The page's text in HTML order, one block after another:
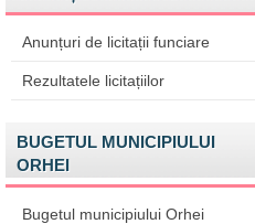
Anunțuri de licitații funciare
Rezultatele licitațiilor
BUGETUL MUNICIPIULUI
ORHEI
Bugetul municipiului Orhei